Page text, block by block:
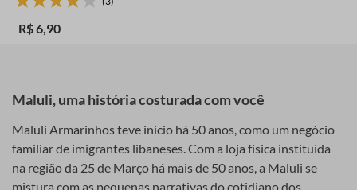
R$6,90
Maluli, uma história costurada com você
Maluli Armarinhos teve início há 50 anos, como um negócio
familiar de imigrantes libaneses. Com a loja física instituída
na região da 25 de Março há mais de 50 anos, a Maluli se
mistura com as pequenas narrativas do cotidiano dos